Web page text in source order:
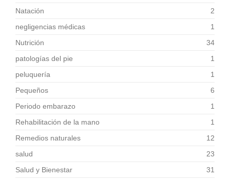
Natación
2
negligencias médicas
1
Nutrición
34
patologías del pie
1
peluquería
1
Pequeños
6
Periodo embarazo
1
Rehabilitación de la mano
1
Remedios naturales
12
salud
23
Salud y Bienestar
31